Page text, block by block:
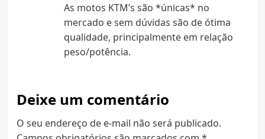
As motos KTM’s são *únicas* no
mercado e sem dúvidas são de ótima
qualidade, principalmente em relação
peso/potência.
Deixe um comentário
O seu endereço de e-mail não será publicado.